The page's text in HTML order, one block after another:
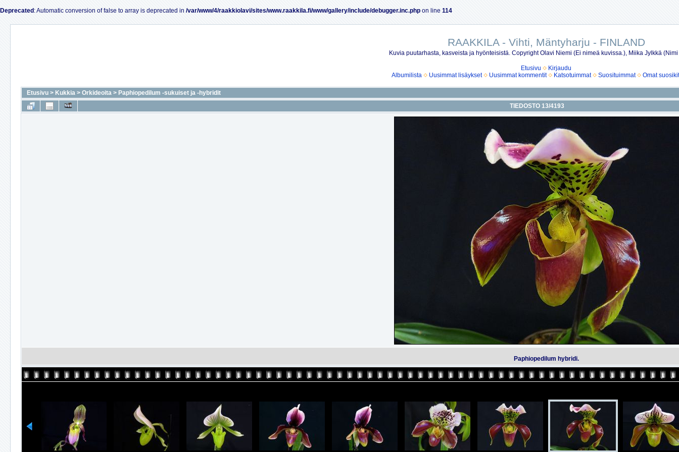
Deprecated : Automatic conversion of false to array is deprecated in /var/www/4/raakkiolavi/sites/www.raakkila.fi/www/gallery/include/debugger.inc.php on line 114
RAAKKILA - Vihti, Mäntyharju - FINLAND
Kuvia puutarhasta, kasveista ja hyönteisistä. Copyright Olavi Niemi (Ei nimeä kuvissa.), Miika Jylkkä
Etusivu
Kirjaudu
Albumilista
Uusimmat lisäykset Uusimmat kommentit Katsotuimmat Suosituimmat Omat suosikit
Etusivu > Kukkia > Orkideoita > Paphiopedilum -sukuiset ja -hybridit
TIEDOSTO 13/4193
Paphiopedilum hybridi.